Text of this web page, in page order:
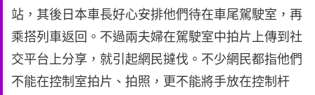
站，其後日本車長好心安排他們待在車尾駕駛室，再
乘搭列車返回。不過兩夫婦在駕駛室中拍片上傳到社
交平台上分享，就引起網民撻伐。不少網民都指他們
不能在控制室拍片、拍照，更不能將手放在控制杆